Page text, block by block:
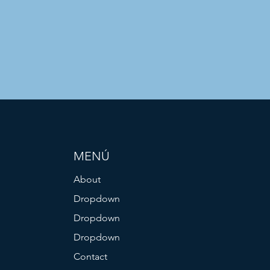
MENÚ
About
Dropdown
Dropdown
Dropdown
Contact